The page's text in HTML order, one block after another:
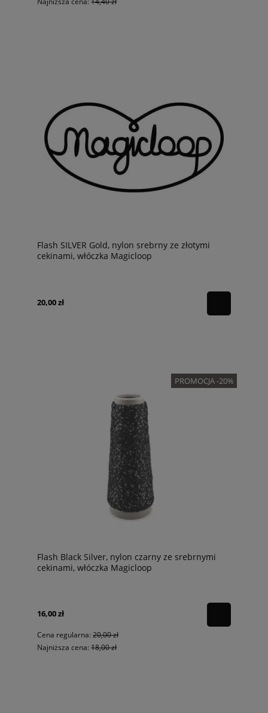
Flash SILVER Gold, nylon srebrny ze złotymi
cekinami, włóczka Magicloop
20,00 zł
PROMOCJA -20%
Flash Black Silver, nylon czarny ze srebrnymi
cekinami, włóczka Magicloop
16,00 zł
Cena regularna: 20,00 zł
Najniższa cena: 18,00 zł